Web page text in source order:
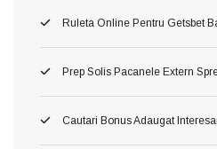
Ruleta Online Pentru Getsbet
Prep Solis Pacanele Extern
Cautari Bonus Adaugat